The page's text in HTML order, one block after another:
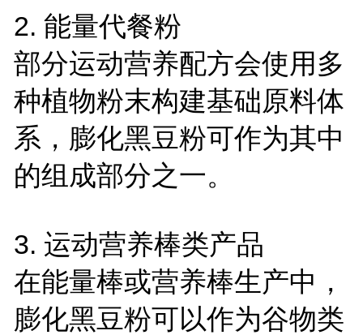
2. 能量代餐粉
部分运动营养配方会使用多
种植物粉末构建基础原料体
系，膨化黑豆粉可作为其中
的组成部分之一。
3. 运动营养棒类产品
在能量棒或营养棒生产中，
膨化黑豆粉可以作为谷物类